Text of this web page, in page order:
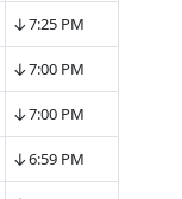
↓7:25 PM
↓7:00 PM
↓7:00 PM
↓6:59 PM